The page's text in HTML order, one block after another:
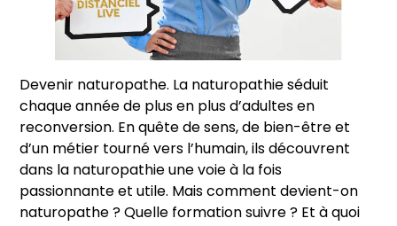
Devenir naturopathe. La naturopathie séduit
chaque année de plus en plus d’adultes en
reconversion. En quête de sens, de bien-être et
d’un métier tourné vers l’humain, ils découvrent
dans la naturopathie une voie à la fois
passionnante et utile. Mais comment devient-on
naturopathe ? Quelle formation suivre ? Et à quoi